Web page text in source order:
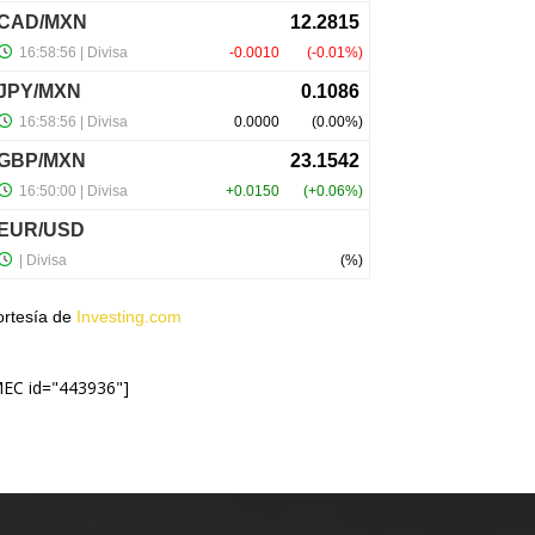
de Investing.com
id="443936"]